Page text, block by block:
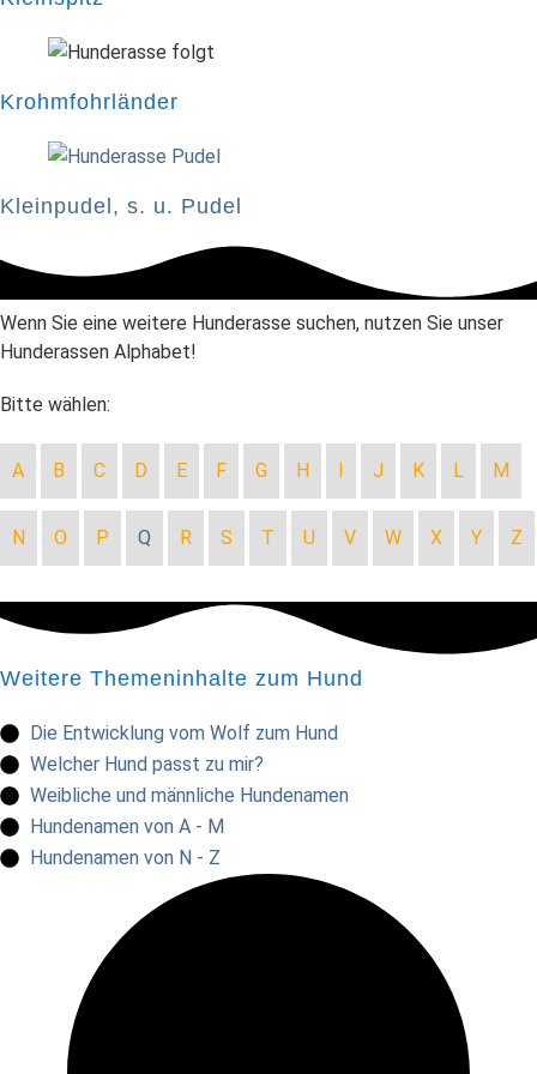
Krohmfohrländer
Kleinpudel, s. u. Pudel
Wenn Sie eine weitere Hunderasse suchen, nutzen Sie unser
Hunderassen Alphabet!
Bitte wählen:
A B C D E F G H I J K L M
N O P Q R S T U V W X Y Z
Weitere Themeninhalte zum Hund
Die Entwicklung vom Wolf zum Hund
Welcher Hund passt zu mir?
Weibliche und männliche Hundenamen
Hundenamen von A - M
Hundenamen von N - Z